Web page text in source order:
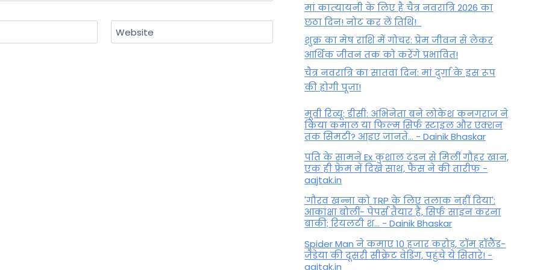
Website
मां कात्‍यायनी के लिए है चैत्र नवरात्रि 2026 का
छठा दिन! नोट कर लें तिथि!
शुक्र का मेष राशि में गोचर: प्रेम जीवन से लेकर
आर्थिक जीवन तक को करेंगे प्रभावित!
चैत्र नवरात्रि का सातवां दिन: मां दुर्गा के इस रूप
की होगी पूजा!
मूवी रिव्यू: डीसी: अभिनेता बने लोकेश कनगराज ने
किया कमाल या फिल्म सिर्फ स्टाइल और एक्शन
तक सिमटी? आइए जानते... - Dainik Bhaskar
पति के सामने Ex कुशाल टंडन से मिलीं गौहर खान,
एक ही फ्रेम में दिखे साथ, फैंस ने की तारीफ -
aajtak.in
'गौरव खन्ना को TRP के लिए तलाक नहीं दिया':
आकांक्षा बोलीं- पेपर्स तैयार हैं, सिर्फ साइन करना
बाकी; रियलटी श... - Dainik Bhaskar
Spider Man ने कमाए 10 हजार करोड़, टॉम हॉलैेंड-
जैंडेया की दूसरी सीक्रेट वेडिंग, पहुंचे ये सितारे! -
aajtak.in